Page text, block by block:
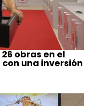
obras en el
una inversión